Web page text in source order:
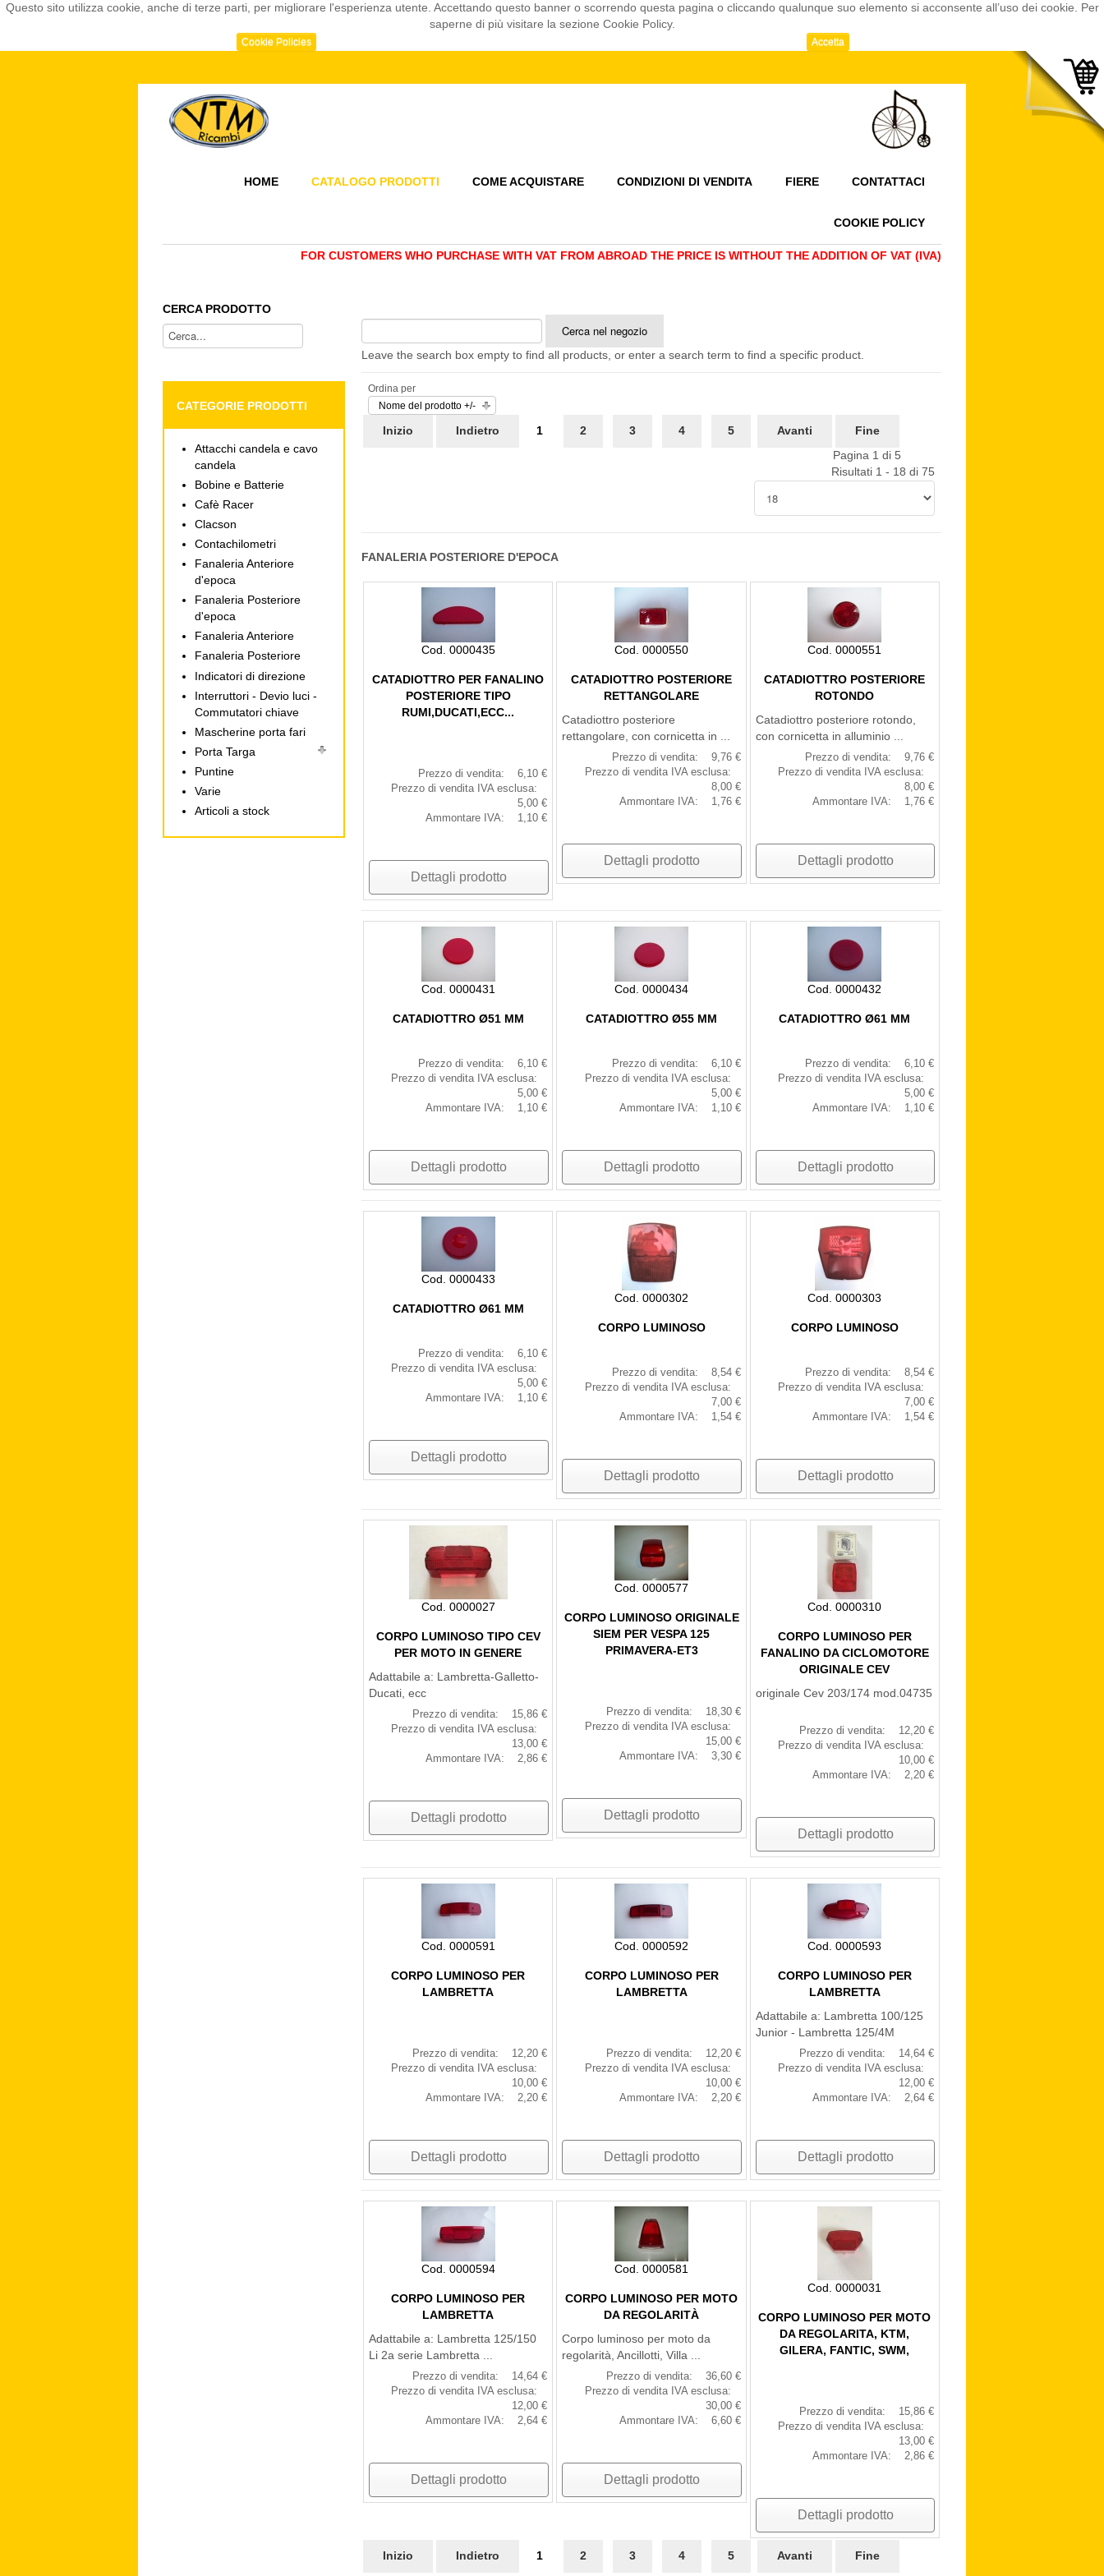
Questo sito utilizza cookie, anche di terze parti, per migliorare l'esperienza utente. Accettando questo banner o scorrendo questa pagina o cliccando qualunque suo elemento si acconsente all’uso dei cookie. Per
saperne di più visitare la sezione Cookie Policy.
Cookie Policies Accetta
HOME CATALOGO PRODOTTI COME ACQUISTARE CONDIZIONI DI VENDITA FIERE CONTATTACI
COOKIE POLICY
FOR CUSTOMERS WHO PURCHASE WITH VAT FROM ABROAD THE PRICE IS WITHOUT THE ADDITION OF VAT (IVA)
Leave the search box empty to find all products, or enter a search term to find a specific product.
Ordina per
Nome del prodotto +/-
Inizio Indietro 1 2 3 4 5 Avanti
Fine
Pagina 1 di 5
Risultati 1 - 18 di 75
FANALERIA POSTERIORE D'EPOCA
Cod. 0000435
CATADIOTTRO PER FANALINO
POSTERIORE TIPO
RUMI,DUCATI,ECC...
Prezzo di vendita:
6,10 €
Prezzo di vendita IVA esclusa:
5,00 €
Ammontare IVA:
1,10 €
Dettagli prodotto
Cod. 0000550
CATADIOTTRO POSTERIORE
RETTANGOLARE
Catadiottro posteriore
rettangolare, con cornicetta in ...
Prezzo di vendita:
9,76 €
Prezzo di vendita IVA esclusa:
8,00 €
Ammontare IVA:
1,76 €
Dettagli prodotto
Cod. 0000551
CATADIOTTRO POSTERIORE
ROTONDO
Catadiottro posteriore rotondo,
con cornicetta in alluminio ...
Prezzo di vendita:
9,76 €
Prezzo di vendita IVA esclusa:
8,00 €
Ammontare IVA:
1,76 €
Dettagli prodotto
Cod. 0000431
CATADIOTTRO Ø51 MM
Prezzo di vendita:
6,10 €
Prezzo di vendita IVA esclusa:
5,00 €
Ammontare IVA:
1,10 €
Dettagli prodotto
Cod. 0000434
CATADIOTTRO Ø55 MM
Prezzo di vendita:
6,10 €
Prezzo di vendita IVA esclusa:
5,00 €
Ammontare IVA:
1,10 €
Dettagli prodotto
Cod. 0000432
CATADIOTTRO Ø61 MM
Prezzo di vendita:
6,10 €
Prezzo di vendita IVA esclusa:
5,00 €
Ammontare IVA:
1,10 €
Dettagli prodotto
Cod. 0000433
CATADIOTTRO Ø61 MM
Prezzo di vendita:
6,10 €
Prezzo di vendita IVA esclusa:
5,00 €
Ammontare IVA:
1,10 €
Dettagli prodotto
Cod. 0000302
CORPO LUMINOSO
Prezzo di vendita:
8,54 €
Prezzo di vendita IVA esclusa:
7,00 €
Ammontare IVA:
1,54 €
Dettagli prodotto
Cod. 0000303
CORPO LUMINOSO
Prezzo di vendita:
8,54 €
Prezzo di vendita IVA esclusa:
7,00 €
Ammontare IVA:
1,54 €
Dettagli prodotto
Cod. 0000027
CORPO LUMINOSO TIPO CEV
PER MOTO IN GENERE
Adattabile a: Lambretta-Galletto-
Ducati, ecc
Prezzo di vendita:
15,86 €
Prezzo di vendita IVA esclusa:
13,00 €
Ammontare IVA:
2,86 €
Dettagli prodotto
Cod. 0000577
CORPO LUMINOSO ORIGINALE
SIEM PER VESPA 125
PRIMAVERA-ET3
Prezzo di vendita:
18,30 €
Prezzo di vendita IVA esclusa:
15,00 €
Ammontare IVA:
3,30 €
Dettagli prodotto
Cod. 0000310
CORPO LUMINOSO PER
FANALINO DA CICLOMOTORE
ORIGINALE CEV
originale Cev 203/174 mod.04735
Prezzo di vendita:
12,20 €
Prezzo di vendita IVA esclusa:
10,00 €
Ammontare IVA:
2,20 €
Dettagli prodotto
Cod. 0000591
CORPO LUMINOSO PER
LAMBRETTA
Prezzo di vendita:
12,20 €
Prezzo di vendita IVA esclusa:
10,00 €
Ammontare IVA:
2,20 €
Dettagli prodotto
Cod. 0000592
CORPO LUMINOSO PER
LAMBRETTA
Prezzo di vendita:
12,20 €
Prezzo di vendita IVA esclusa:
10,00 €
Ammontare IVA:
2,20 €
Dettagli prodotto
Cod. 0000593
CORPO LUMINOSO PER
LAMBRETTA
Adattabile a: Lambretta 100/125
Junior - Lambretta 125/4M
Prezzo di vendita:
14,64 €
Prezzo di vendita IVA esclusa:
12,00 €
Ammontare IVA:
2,64 €
Dettagli prodotto
Cod. 0000594
CORPO LUMINOSO PER
LAMBRETTA
Adattabile a: Lambretta 125/150
Li 2a serie Lambretta ...
Prezzo di vendita:
14,64 €
Prezzo di vendita IVA esclusa:
12,00 €
Ammontare IVA:
2,64 €
Dettagli prodotto
Cod. 0000581
CORPO LUMINOSO PER MOTO
DA REGOLARITÀ
Corpo luminoso per moto da
regolarità, Ancillotti, Villa ...
Prezzo di vendita:
36,60 €
Prezzo di vendita IVA esclusa:
30,00 €
Ammontare IVA:
6,60 €
Dettagli prodotto
Cod. 0000031
CORPO LUMINOSO PER MOTO
DA REGOLARITA, KTM,
GILERA, FANTIC, SWM,
Prezzo di vendita:
15,86 €
Prezzo di vendita IVA esclusa:
13,00 €
Ammontare IVA:
2,86 €
Dettagli prodotto
Inizio Indietro 1 2 3 4 5 Avanti
Fine
CERCA PRODOTTO
CATEGORIE PRODOTTI
Attacchi candela e cavo
candela
Bobine e Batterie
Cafè Racer
Clacson
Contachilometri
Fanaleria Anteriore
d'epoca
Fanaleria Posteriore
d'epoca
Fanaleria Anteriore
Fanaleria Posteriore
Indicatori di direzione
Interruttori - Devio luci -
Commutatori chiave
Mascherine porta fari
Porta Targa
Puntine
Varie
Articoli a stock